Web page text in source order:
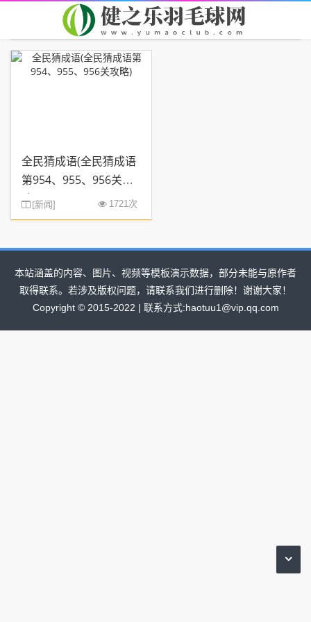
您现在的位置： 首页> TAG信息列表 > 956
全民猜成语(全民猜成语
第954、955、956关攻
略)
[新闻] 1721次
本站涵盖的内容、图片、视频等模板演示数据，部分未能与原作者
取得联系。若涉及版权问题，请联系我们进行删除！谢谢大家！
Copyright © 2015-2022 | 联系方式:haotuu1@vip.qq.com